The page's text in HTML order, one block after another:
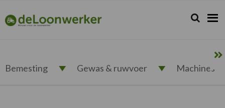
de
hoofdnavigatie
de
hoofd
de
eerste
de
voettekst
deloonwerker.nl Zoeken...
Zoek
Bemesting Gewas & ruwvoer Machines